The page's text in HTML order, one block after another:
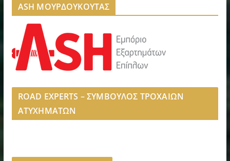
ASH ΜΟΥΡΔΟΥΚΟΥΤΑΣ
ROAD EXPERTS – ΣΥΜΒΟΥΛΟΣ ΤΡΟΧΑΙΩΝ
ΑΤΥΧΗΜΑΤΩΝ